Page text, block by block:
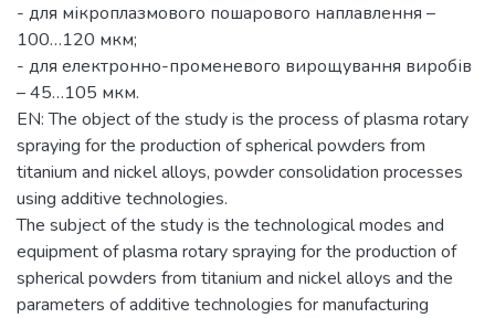
- для мікроплазмового пошарового наплавлення –
100…120 мкм;
- для електронно-променевого вирощування виробів
– 45…105 мкм.
EN: The object of the study is the process of plasma rotary
spraying for the production of spherical powders from
titanium and nickel alloys, powder consolidation processes
using additive technologies.
The subject of the study is the technological modes and
equipment of plasma rotary spraying for the production of
spherical powders from titanium and nickel alloys and the
parameters of additive technologies for manufacturing